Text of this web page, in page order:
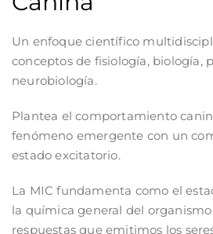
Un enfoque científico
conceptos de fisiología, biología,
neurobiología.
Plantea el comportamiento
fenómeno emergente con un
estado excitatorio.
La MIC fundamenta como el
la química general del
respuestas que emitimos los